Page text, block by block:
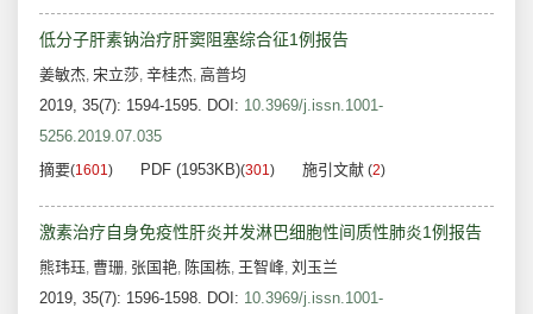
低分子肝素钠治疗肝窦阻塞综合征1例报告
姜敏杰, 宋立莎, 辛桂杰, 高普均
2019, 35(7): 1594-1595. DOI: 10.3969/j.issn.1001-
5256.2019.07.035
摘要(1601) PDF (1953KB)(301) 施引文献 (2)
激素治疗自身免疫性肝炎并发淋巴细胞性间质性肺炎1例报告
熊玮珏, 曹珊, 张国艳, 陈国栋, 王智峰, 刘玉兰
2019, 35(7): 1596-1598. DOI: 10.3969/j.issn.1001-